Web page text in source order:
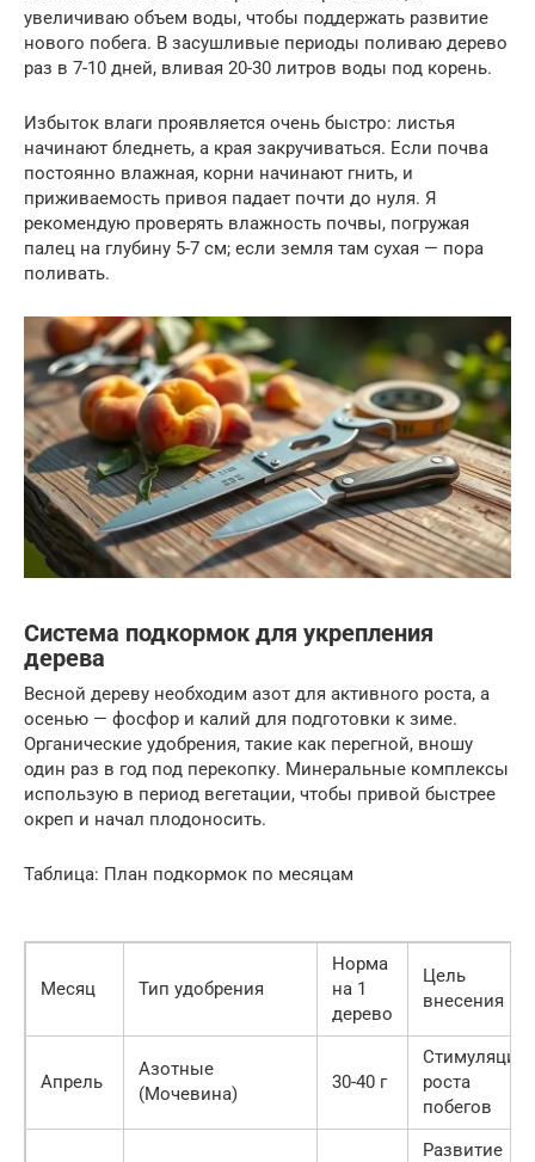
увеличиваю объем воды, чтобы поддержать развитие
нового побега. В засушливые периоды поливаю дерево
раз в 7-10 дней, вливая 20-30 литров воды под корень.
Избыток влаги проявляется очень быстро: листья
начинают бледнеть, а края закручиваться. Если почва
постоянно влажная, корни начинают гнить, и
приживаемость привоя падает почти до нуля. Я
рекомендую проверять влажность почвы, погружая
палец на глубину 5-7 см; если земля там сухая — пора
поливать.
Система подкормок для укрепления
дерева
Весной дереву необходим азот для активного роста, а
осенью — фосфор и калий для подготовки к зиме.
Органические удобрения, такие как перегной, вношу
один раз в год под перекопку. Минеральные комплексы
использую в период вегетации, чтобы привой быстрее
окреп и начал плодоносить.
Таблица: План подкормок по месяцам
Месяц Тип удобрения
Норма
на 1
дерево
Цель
внесения
Апрель
Азотные
(Мочевина)
30-40 г
Стимуляция
роста
побегов
Развитие